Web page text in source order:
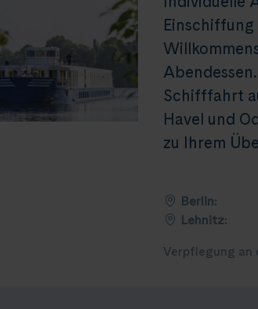
Einschiffung
Schifffahrt
Havel und
zu Ihrem
Berlin:
Lehnitz:
Verpflegung an